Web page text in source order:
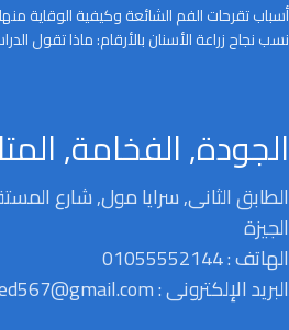
أسباب تقرحات الفم الشائعة وكيفية الوقاية منها
نسب نجاح زراعة الأسنان بالأرقام: ماذا تقول
الجودة, الفخامة,
الطابق الثانى, سرايا مول, شارع
الجيزة
الهاتف : 01055552144
البريد الإلكترونى : dooctorahmed567@gmail.com